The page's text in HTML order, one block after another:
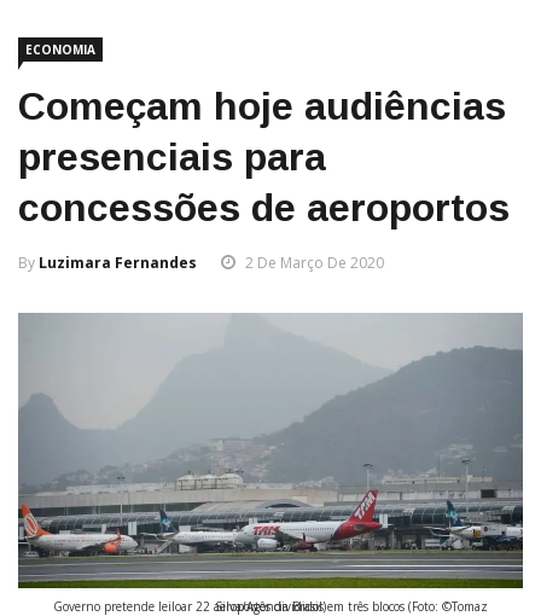
ECONOMIA
Começam hoje audiências
presenciais para
concessões de aeroportos
By Luzimara Fernandes 2 De Março De 2020
Governo pretende leiloar 22 aeroportos divididos em três blocos (Foto: ©Tomaz Silva/Agência Brasil)